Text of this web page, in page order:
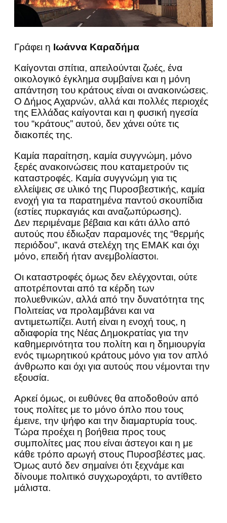
Γράφει η Ιωάννα Καραδήμα
Καίγονται σπίτια, απειλούνται ζωές, ένα
οικολογικό έγκλημα συμβαίνει και η μόνη
απάντηση του κράτους είναι οι ανακοινώσεις.
Ο Δήμος Αχαρνών, αλλά και πολλές περιοχές
της Ελλάδας καίγονται και η φυσική ηγεσία
του “κράτους” αυτού, δεν χάνει ούτε τις
διακοπές της.
Καμία παραίτηση, καμία συγγνώμη, μόνο
ξερές ανακοινώσεις που καταμετρούν τις
καταστροφές. Καμία συγγνώμη για τις
ελλείψεις σε υλικό της Πυροσβεστικής, καμία
ενοχή για τα παρατημένα παντού σκουπίδια
(εστίες πυρκαγιάς και αναζωπύρωσης).
Δεν περιμέναμε βέβαια και κάτι άλλο από
αυτούς που έδιωξαν παραμονές της “θερμής
περιόδου”, ικανά στελέχη της ΕΜΑΚ και όχι
μόνο, επειδή ήταν ανεμβολίαστοι.
Οι καταστροφές όμως δεν ελέγχονται, ούτε
αποτρέπονται από τα κέρδη των
πολυεθνικών, αλλά από την δυνατότητα της
Πολιτείας να προλαμβάνει και να
αντιμετωπίζει. Αυτή είναι η ενοχή τους, η
αδιαφορία της Νέας Δημοκρατίας για την
καθημερινότητα του πολίτη και η δημιουργία
ενός τιμωρητικού κράτους μόνο για τον απλό
άνθρωπο και όχι για αυτούς που νέμονται την
εξουσία.
Αρκεί όμως, οι ευθύνες θα αποδοθούν από
τους πολίτες με το μόνο όπλο που τους
έμεινε, την ψήφο και την διαμαρτυρία τους.
Τώρα προέχει η βοήθεια προς τους
συμπολίτες μας που είναι άστεγοι και η με
κάθε τρόπο αρωγή στους Πυροσβέστες μας.
Όμως αυτό δεν σημαίνει ότι ξεχνάμε και
δίνουμε πολιτικό συγχωροχάρτι, το αντίθετο
μάλιστα.